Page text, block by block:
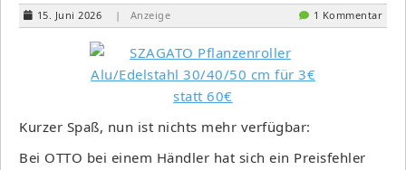
15. Juni 2026 | Anzeige 1 Kommentar
Kurzer Spaß, nun ist nichts mehr verfügbar:
Bei OTTO bei einem Händler hat sich ein Preisfehler